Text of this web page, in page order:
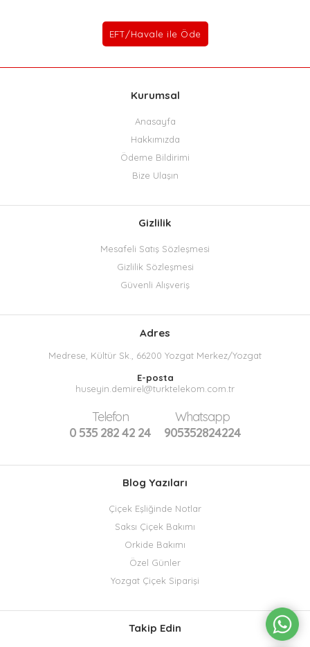
Kurumsal
Anasayfa
Hakkımızda
Ödeme Bildirimi
Bize Ulaşın
Gizlilik
Mesafeli Satış Sözleşmesi
Gizlilik Sözleşmesi
Güvenli Alışveriş
Adres
Medrese, Kültür Sk., 66200 Yozgat Merkez/Yozgat
E-posta
huseyin.demirel@turktelekom.com.tr
Telefon
0 535 282 42 24
Whatsapp
905352824224
Blog Yazıları
Çiçek Eşliğinde Notlar
Saksı Çiçek Bakımı
Orkide Bakımı
Özel Günler
Yozgat Çiçek Siparişi
Takip Edin